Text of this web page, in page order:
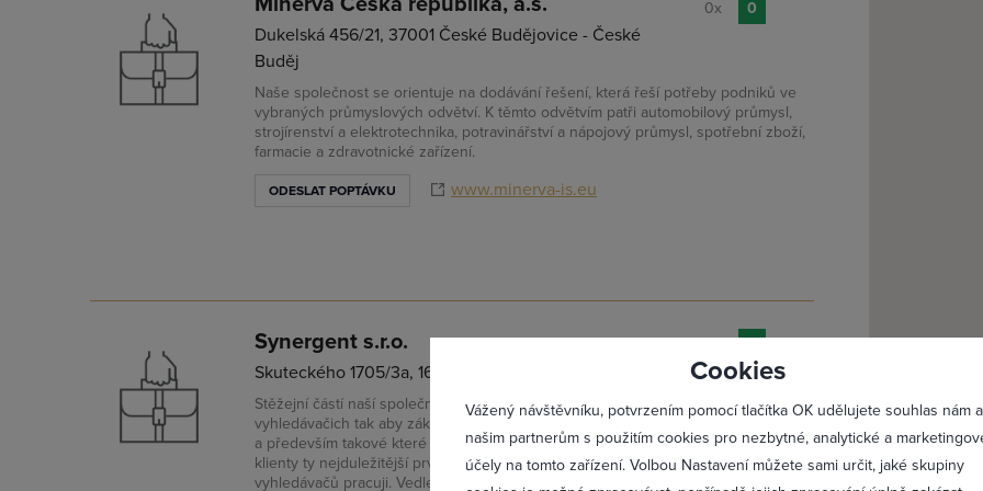
Cookies
Vážený návštěvníku, potvrzením pomocí tlačítka OK udělujete souhlas nám a
našim partnerům s použitím cookies pro nezbytné, analytické a
účely na tomto zařízení. Volbou Nastavení můžete sami určit, jaké skupiny
Dukelská 456/21, 37001 České Budějovice - České
Buděj
Naše společnost se orientuje na dodávání řešení, která řeší potřeby podniků ve
vybraných průmyslových odvětví. K těmto odvětvím patři automobilový průmysl,
strojírenství a elektrotechnika, potravinářství a nápojový průmysl, spotřební zboží,
farmacie a zdravotnické zařízení.
ODESLAT POPTÁVKU www.minerva-is.eu
0x 0
Synergent s.r.o.
Skuteckého 1705/3a, 16300 Praha - Řepy
Stěžejní částí naší společnosti je zajistit zákazníkum vyšší příčky na internetových
vyhledávačich tak aby zákazník dokázal díky své prezentaci oslovit více zákazníků
a především takové které potřebuje pro chod svojí firmy. Řešíme individuálně s
klienty ty nejduležitější prvky dohledatelnosti a klíčová slova na nichž roboti
vyhledávačů pracuji. Vedlejší činnosti firmy jsou stavební práce a textil.
Přihlásit se
Maximální
Profesionální přístup k
Vždy aktuální